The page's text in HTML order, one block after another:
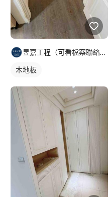
昱嘉工程（可看檔案聯絡資訊）
木地板